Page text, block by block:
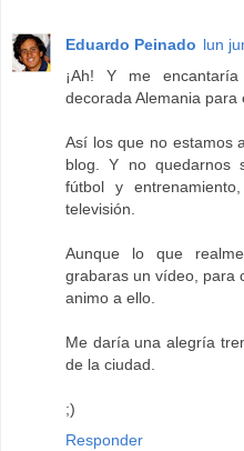
Eduardo Peinado lun
¡Ah! Y me
decorada Alemania para
Así los que no estamos
blog. Y no quedarnos
fútbol y
televisión.
Aunque lo que
grabaras un vídeo, para
animo a ello.
Me daría una alegría
de la ciudad.
;)
Responder